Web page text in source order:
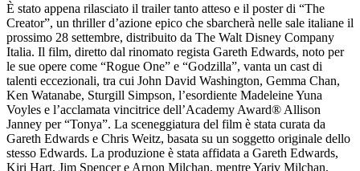
È stato appena rilasciato il trailer tanto atteso e il poster di “The
Creator”, un thriller d’azione epico che sbarcherà nelle sale italiane il
prossimo 28 settembre, distribuito da The Walt Disney Company
Italia. Il film, diretto dal rinomato regista Gareth Edwards, noto per
le sue opere come “Rogue One” e “Godzilla”, vanta un cast di
talenti eccezionali, tra cui John David Washington, Gemma Chan,
Ken Watanabe, Sturgill Simpson, l’esordiente Madeleine Yuna
Voyles e l’acclamata vincitrice dell’Academy Award® Allison
Janney per “Tonya”. La sceneggiatura del film è stata curata da
Gareth Edwards e Chris Weitz, basata su un soggetto originale dello
stesso Edwards. La produzione è stata affidata a Gareth Edwards,
Kiri Hart, Jim Spencer e Arnon Milchan, mentre Yariv Milchan,